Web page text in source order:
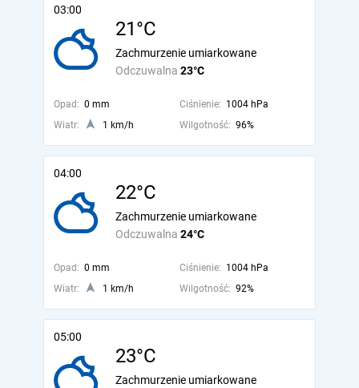
03:00
21°C
Odczuwalna 23°C
Zachmurzenie umiarkowane
Opad: 0 mm Ciśnienie: 1004 hPa
Wiatr:
1 km/h Wilgotność: 96%
04:00
22°C
Odczuwalna 24°C
Zachmurzenie umiarkowane
Opad: 0 mm Ciśnienie: 1004 hPa
Wiatr:
1 km/h Wilgotność: 92%
05:00
23°C
Zachmurzenie umiarkowane